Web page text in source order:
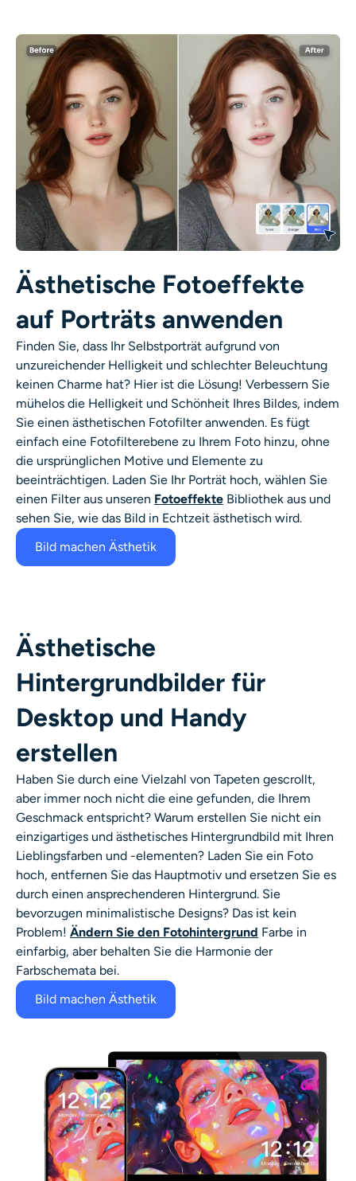
KI-Stil-Bildgenerator
Hochformat-Werkzeuge
Frisuren-Wechsler
Kleiderbügel
KI-Baby
KI-Filter
Headshot-Generator Pro
KI-Headshot-Generator
Passfoto-Ersteller
Video-Werkzeuge
Videoeffekte
Video-Verstärker
Ästhetische Fotoeffekte
auf Porträts anwenden
Finden Sie, dass Ihr Selbstporträt aufgrund von
unzureichender Helligkeit und schlechter Beleuchtung
keinen Charme hat? Hier ist die Lösung! Verbessern Sie
mühelos die Helligkeit und Schönheit Ihres Bildes, indem
Sie einen ästhetischen Fotofilter anwenden. Es fügt
einfach eine Fotofilterebene zu Ihrem Foto hinzu, ohne
die ursprünglichen Motive und Elemente zu
beeinträchtigen. Laden Sie Ihr Porträt hoch, wählen Sie
einen Filter aus unseren Fotoeffekte Bibliothek aus und
sehen Sie, wie das Bild in Echtzeit ästhetisch wird.
Bild machen Ästhetik
Ästhetische
Hintergrundbilder für
Desktop und Handy
erstellen
Haben Sie durch eine Vielzahl von Tapeten gescrollt,
aber immer noch nicht die eine gefunden, die Ihrem
Geschmack entspricht? Warum erstellen Sie nicht ein
einzigartiges und ästhetisches Hintergrundbild mit Ihren
Lieblingsfarben und -elementen? Laden Sie ein Foto
hoch, entfernen Sie das Hauptmotiv und ersetzen Sie es
durch einen ansprechenderen Hintergrund. Sie
bevorzugen minimalistische Designs? Das ist kein
Problem! Ändern Sie den Fotohintergrund Farbe in
einfarbig, aber behalten Sie die Harmonie der
Farbschemata bei.
Bild machen Ästhetik